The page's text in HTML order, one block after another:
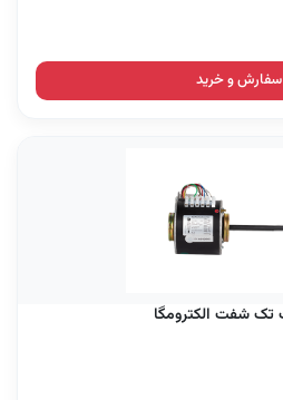
سفارش و خرید